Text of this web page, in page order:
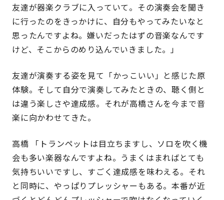
友達が器楽クラブに入っていて。その演奏会を聞き
に行ったのをきっかけに、自分もやってみたいなと
思ったんですよね。嫌いだったはずの音楽なんです
けど、そこからのめり込んでいきました。」
友達が演奏する姿を見て「かっこいい」と感じた原
体験。そして自分で演奏してみたときの、聴く側と
は違う楽しさや達成感。それが高橋さんを今まで音
楽に向かわせてきた。
高橋 「トランペットは目立ちますし、ソロを吹く機
会も多い楽器なんですよね。うまくはまればとても
気持ちいいですし、すごく達成感を味わえる。それ
と同時に、やっぱりプレッシャーもある。本番が近